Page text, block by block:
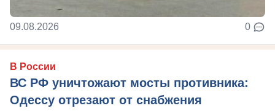
09.08.2026 0
В России
ВС РФ уничтожают мосты противника:
Одессу отрезают от снабжения